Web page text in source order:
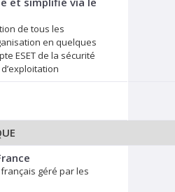
de tous les
en quelques
ESET de la sécurité
géré par les